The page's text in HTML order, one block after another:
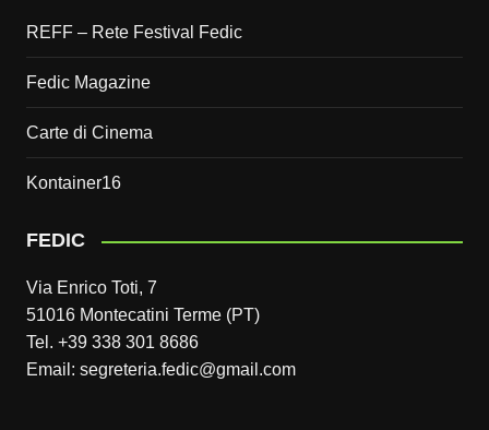
REFF – Rete Festival Fedic
Fedic Magazine
Carte di Cinema
Kontainer16
FEDIC
Via Enrico Toti, 7
51016 Montecatini Terme (PT)
Tel. +39 338 301 8686
Email: segreteria.fedic@gmail.com